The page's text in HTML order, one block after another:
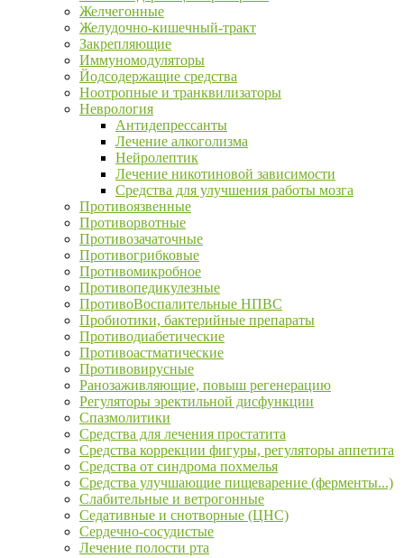
Желчегонные
Желудочно-кишечный-тракт
Закрепляющие
Иммуномодуляторы
Йодсодержащие средства
Ноотропные и транквилизаторы
Неврология
Антидепрессанты
Лечение алкоголизма
Нейролептик
Лечение никотиновой зависимости
Средства для улучшения работы мозга
Противоязвенные
Противорвотные
Противозачаточные
Противогрибковые
Противомикробное
Противопедикулезные
ПротивоВоспалительные НПВС
Пробиотики, бактерийные препараты
Противодиабетические
Противоастматические
Противовирусные
Ранозаживляющие, повыш регенерацию
Регуляторы эректильной дисфункции
Спазмолитики
Средства для лечения простатита
Средства коррекции фигуры, регуляторы аппетита
Средства от синдрома похмелья
Средства улучшающие пищеварение (ферменты...)
Слабительные и ветрогонные
Седативные и снотворные (ЦНС)
Сердечно-сосудистые
Лечение полости рта